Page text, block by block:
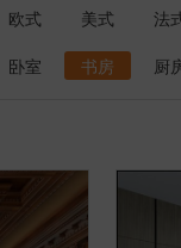
欧式 美式
法
卧室 书房 厨